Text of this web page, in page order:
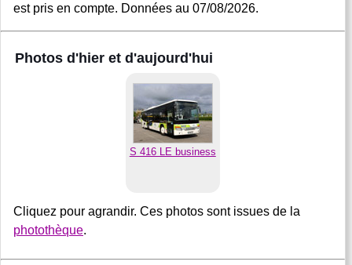
est pris en compte. Données au 07/08/2026.
Photos d'hier et d'aujourd'hui
S 416 LE business
Cliquez pour agrandir. Ces photos sont issues de la
photothèque.